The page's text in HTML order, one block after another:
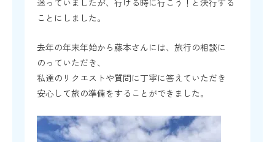
迷っていましたが、行ける時に行こう！と決行する
ことにしました。
去年の年末年始から藤本さんには、旅行の相談に
のっていただき、
私達のリクエストや質問に丁寧に答えていただき
安心して旅の準備をすることができました。